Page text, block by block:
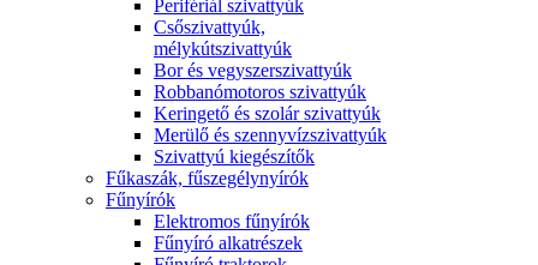
Perifériál szivattyúk
Csőszivattyúk,
mélykútszivattyúk
Bor és vegyszerszivattyúk
Robbanómotoros szivattyúk
Keringető és szolár szivattyúk
Merülő és szennyvízszivattyúk
Szivattyú kiegészítők
Fűkaszák, fűszegélynyírók
Fűnyírók
Elektromos fűnyírók
Fűnyíró alkatrészek